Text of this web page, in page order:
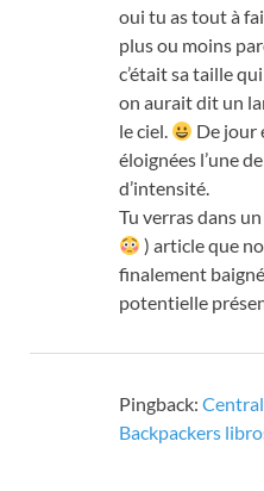
oui tu as tout à
plus ou moins
c’était sa taille
on aurait dit un
le ciel.
De jour
éloignées l’une
d’intensité.
Tu verras dans
)article que
finalement
potentielle
Pingback:
Backpackers